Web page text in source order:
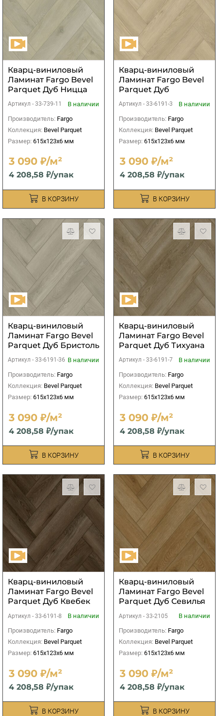
Кварц-виниловый
Ламинат Fargo Bevel
Parquet Дуб Ницца
Артикул - 33-739-11
В наличии
Производитель: Fargo
Коллекция: Bevel Parquet
Размер: 615x123x6 мм
3 090 ₽/м²
4 208,58 ₽/упак
В КОРЗИНУ
Кварц-виниловый
Ламинат Fargo Bevel
Parquet Дуб
Артикул - 33-6191-3
В наличии
Производитель: Fargo
Коллекция: Bevel Parquet
Размер: 615x123x6 мм
3 090 ₽/м²
4 208,58 ₽/упак
В КОРЗИНУ
Кварц-виниловый
Ламинат Fargo Bevel
Parquet Дуб Бристоль
Артикул - 33-6191-36 В наличии
Производитель: Fargo
Коллекция: Bevel Parquet
Размер: 615x123x6 мм
3 090 ₽/м²
4 208,58 ₽/упак
В КОРЗИНУ
Кварц-виниловый
Ламинат Fargo Bevel
Parquet Дуб Тихуана
Артикул - 33-6191-7
В наличии
Производитель: Fargo
Коллекция: Bevel Parquet
Размер: 615x123x6 мм
3 090 ₽/м²
4 208,58 ₽/упак
В КОРЗИНУ
Кварц-виниловый
Ламинат Fargo Bevel
Parquet Дуб Квебек
Артикул - 33-6191-8
В наличии
Производитель: Fargo
Коллекция: Bevel Parquet
Размер: 615x123x6 мм
3 090 ₽/м²
4 208,58 ₽/упак
В КОРЗИНУ
Кварц-виниловый
Ламинат Fargo Bevel
Parquet Дуб Севилья
Артикул - 33-2105
В наличии
Производитель: Fargo
Коллекция: Bevel Parquet
Размер: 615x123x6 мм
3 090 ₽/м²
4 208,58 ₽/упак
В КОРЗИНУ